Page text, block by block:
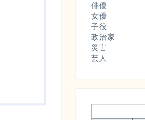
俳優
女優
子役
政治家
災害
芸人